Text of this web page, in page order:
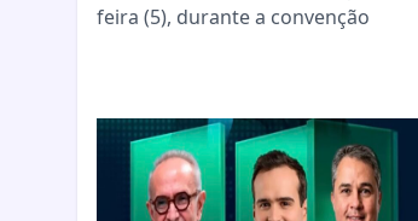
feira (5), durante a convenção